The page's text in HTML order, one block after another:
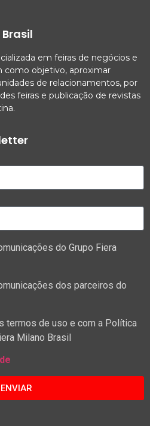
em feiras de negócios e
como objetivo, aproximar
de relacionamentos, por
feiras e publicação de revistas
do Grupo Fiera
dos parceiros do
termos de uso e com a Política
Milano Brasil
ENVIAR